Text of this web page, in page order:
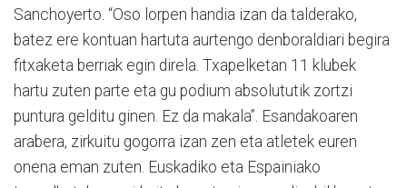
Sanchoyerto. “Oso lorpen handia izan da talderako,
batez ere kontuan hartuta aurtengo denboraldiari begira
fitxaketa berriak egin direla. Txapelketan 11 klubek
hartu zuten parte eta gu podium absolututik zortzi
puntura gelditu ginen. Ez da makala”. Esandakoaren
arabera, zirkuitu gogorra izan zen eta atletek euren
onena eman zuten. Euskadiko eta Espainiako